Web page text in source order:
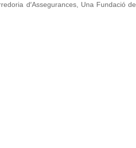
d′Assegurances, Una Fundació de